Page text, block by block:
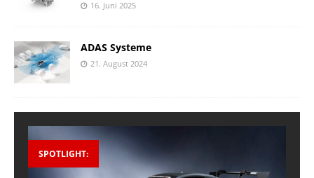
16. Juni 2025
ADAS Systeme
21. August 2024
SPOTLIGHT: